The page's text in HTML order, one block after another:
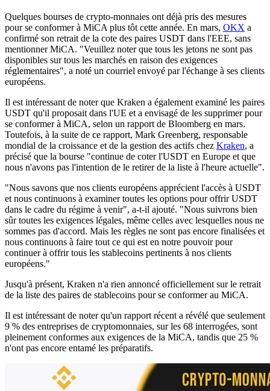
Quelques bourses de crypto-monnaies ont déjà pris des mesures
pour se conformer à MiCA plus tôt cette année. En mars, OKX a
confirmé son retrait de la cote des paires USDT dans l'EEE, sans
mentionner MiCA. "Veuillez noter que tous les jetons ne sont pas
disponibles sur tous les marchés en raison des exigences
réglementaires", a noté un courriel envoyé par l'échange à ses clients
européens.
Il est intéressant de noter que Kraken a également examiné les paires
USDT qu'il proposait dans l'UE et a envisagé de les supprimer pour
se conformer à MiCA, selon un rapport de Bloomberg en mars.
Toutefois, à la suite de ce rapport, Mark Greenberg, responsable
mondial de la croissance et de la gestion des actifs chez Kraken, a
précisé que la bourse "continue de coter l'USDT en Europe et que
nous n'avons pas l'intention de le retirer de la liste à l'heure actuelle".
"Nous savons que nos clients européens apprécient l'accès à USDT
et nous continuons à examiner toutes les options pour offrir USDT
dans le cadre du régime à venir", a-t-il ajouté. "Nous suivrons bien
sûr toutes les exigences légales, même celles avec lesquelles nous ne
sommes pas d'accord. Mais les règles ne sont pas encore finalisées et
nous continuons à faire tout ce qui est en notre pouvoir pour
continuer à offrir tous les stablecoins pertinents à nos clients
européens."
Jusqu'à présent, Kraken n'a rien annoncé officiellement sur le retrait
de la liste des paires de stablecoins pour se conformer au MiCA.
Il est intéressant de noter qu'un rapport récent a révélé que seulement
9 % des entreprises de cryptomonnaies, sur les 68 interrogées, sont
pleinement conformes aux exigences de la MiCA, tandis que 25 %
n'ont pas encore entamé les préparatifs.